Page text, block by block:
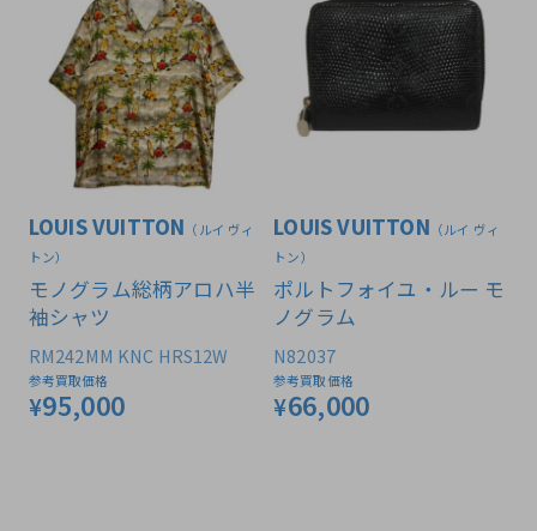
LOUIS VUITTON （ルイ ヴィ
トン）
モノグラム総柄アロハ半
袖シャツ
RM242MM KNC HRS12W
参考買取価格
¥95,000
LOUIS VUITTON （ルイ ヴィ
トン）
ポルトフォイユ・ルー モ
ノグラム
N82037
参考買取価格
¥66,000